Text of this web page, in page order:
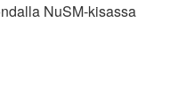
NuSM-kisassa